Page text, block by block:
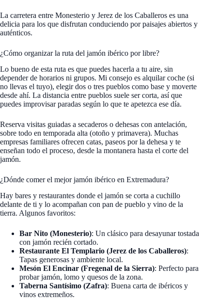
La carretera entre Monesterio y Jerez de los Caballeros es una
delicia para los que disfrutan conduciendo por paisajes abiertos y
auténticos.
¿Cómo organizar la ruta del jamón ibérico por libre?
Lo bueno de esta ruta es que puedes hacerla a tu aire, sin
depender de horarios ni grupos. Mi consejo es alquilar coche (si
no llevas el tuyo), elegir dos o tres pueblos como base y moverte
desde ahí. La distancia entre pueblos suele ser corta, así que
puedes improvisar paradas según lo que te apetezca ese día.
Reserva visitas guiadas a secaderos o dehesas con antelación,
sobre todo en temporada alta (otoño y primavera). Muchas
empresas familiares ofrecen catas, paseos por la dehesa y te
enseñan todo el proceso, desde la montanera hasta el corte del
jamón.
¿Dónde comer el mejor jamón ibérico en Extremadura?
Hay bares y restaurantes donde el jamón se corta a cuchillo
delante de ti y lo acompañan con pan de pueblo y vino de la
tierra. Algunos favoritos:
Bar Nito (Monesterio): Un clásico para desayunar tostada
con jamón recién cortado.
Restaurante El Templario (Jerez de los Caballeros):
Tapas generosas y ambiente local.
Mesón El Encinar (Fregenal de la Sierra): Perfecto para
probar jamón, lomo y quesos de la zona.
Taberna Santísimo (Zafra): Buena carta de ibéricos y
vinos extremeños.